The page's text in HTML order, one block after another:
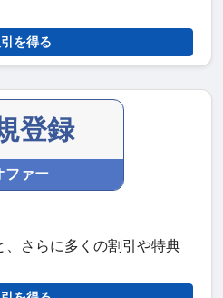
を得る
登録
ファー
、さらに多くの割引や特典